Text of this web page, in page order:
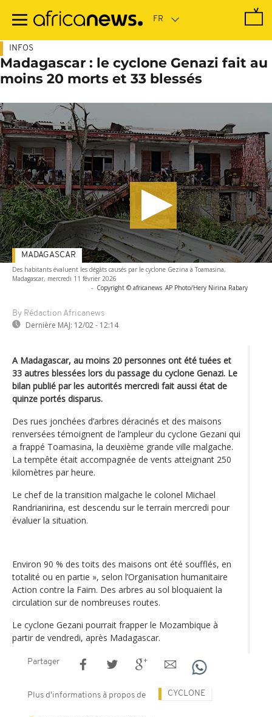
contenu
INFOS
Madagascar : le cyclone Genazi fait au
moins 20 morts et 33 blessés
Des habitants évaluent les dégâts causés par le cyclone Gezina à Toamasina,
Madagascar, mercredi 11 février 2026
- Copyright © africanews AP Photo/Hery Nirina Rabary
By Rédaction Africanews
Dernière MAJ: 12/02 - 12:14
MADAGASCAR
A Madagascar, au moins 20 personnes ont été tuées et
33 autres blessées lors du passage du cyclone Genazi. Le
bilan publié par les autorités mercredi fait aussi état de
quinze portés disparus.
Des rues jonchées d’arbres déracinés et des maisons
renversées témoignent de l’ampleur du cyclone Gezani qui
a frappé Toamasina, la deuxième grande ville malgache.
La tempête était accompagnée de vents atteignant 250
kilomètres par heure.
Le chef de la transition malgache le colonel Michael
Randrianirina, est descendu sur le terrain mercredi pour
évaluer la situation.
Environ 90 % des toits des maisons ont été soufflés, en
totalité ou en partie », selon l’Organisation humanitaire
Action contre la Faim. Des arbres au sol bloquaient la
circulation sur de nombreuses routes.
Le cyclone Gezani pourrait frapper le Mozambique à
partir de vendredi, après Madagascar.
Partager
Plus d'informations à propos de CYCLONE